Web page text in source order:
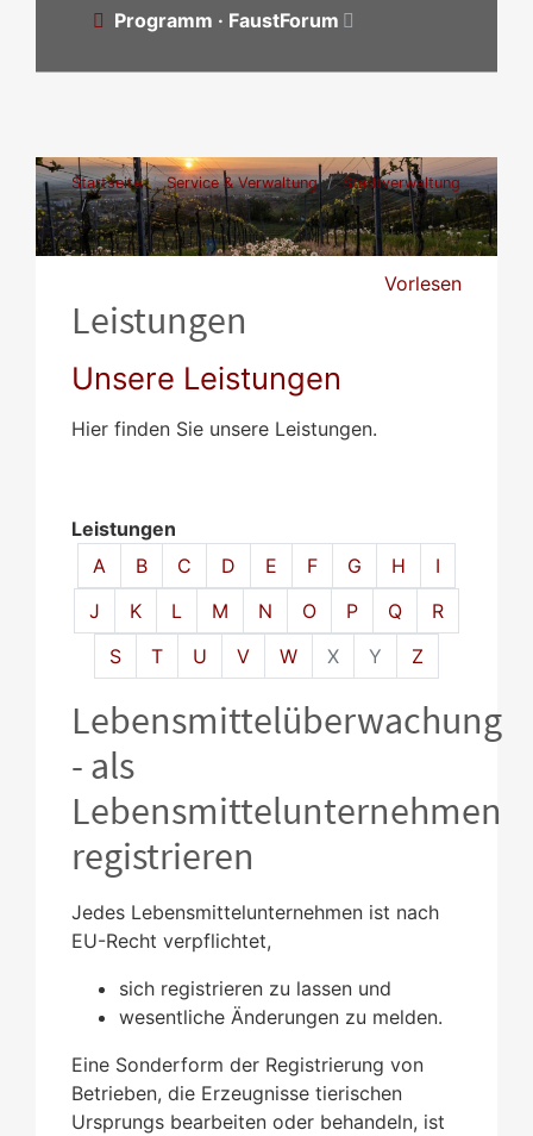
Programm · FaustForum
Startseite Service & Verwaltung
Stadtverwaltung
Leistungen
Vorlesen
Leistungen
Unsere Leistungen
Hier finden Sie unsere Leistungen.
Leistungen
Alphabetisches Register überspringen
A B C D E F G H
I
J
K L M N O P Q
R
S
T U V W X Y Z
Lebensmittelüberwachung
- als
Lebensmittelunternehmen
registrieren
Jedes Lebensmittelunternehmen ist nach
EU-Recht verpflichtet,
sich registrieren zu lassen und
wesentliche Änderungen zu melden.
Eine Sonderform der Registrierung von
Betrieben, die Erzeugnisse tierischen
Ursprungs bearbeiten oder behandeln, ist